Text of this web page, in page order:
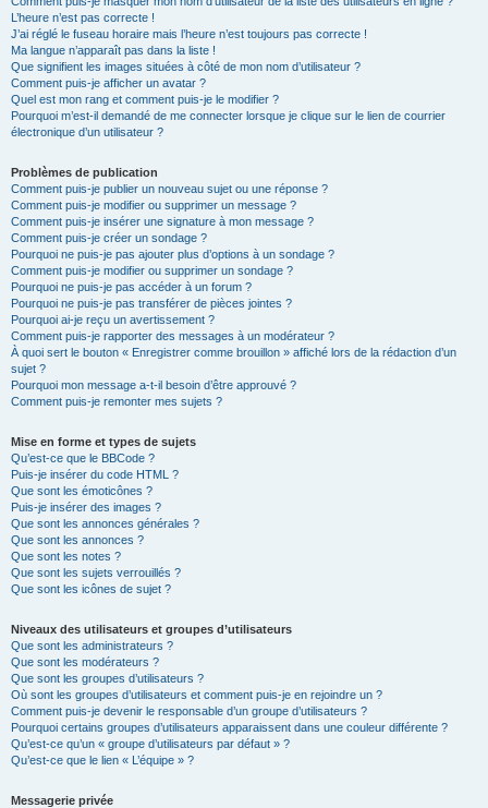
L’heure n’est pas correcte !
J’ai réglé le fuseau horaire mais l’heure n’est toujours pas correcte !
Ma langue n’apparaît pas dans la liste !
Que signifient les images situées à côté de mon nom d’utilisateur ?
Comment puis-je afficher un avatar ?
Quel est mon rang et comment puis-je le modifier ?
Pourquoi m’est-il demandé de me connecter lorsque je clique sur le lien de courrier
électronique d’un utilisateur ?
Problèmes de publication
Comment puis-je publier un nouveau sujet ou une réponse ?
Comment puis-je modifier ou supprimer un message ?
Comment puis-je insérer une signature à mon message ?
Comment puis-je créer un sondage ?
Pourquoi ne puis-je pas ajouter plus d’options à un sondage ?
Comment puis-je modifier ou supprimer un sondage ?
Pourquoi ne puis-je pas accéder à un forum ?
Pourquoi ne puis-je pas transférer de pièces jointes ?
Pourquoi ai-je reçu un avertissement ?
Comment puis-je rapporter des messages à un modérateur ?
À quoi sert le bouton « Enregistrer comme brouillon » affiché lors de la rédaction d’un
sujet ?
Pourquoi mon message a-t-il besoin d’être approuvé ?
Comment puis-je remonter mes sujets ?
Mise en forme et types de sujets
Qu’est-ce que le BBCode ?
Puis-je insérer du code HTML ?
Que sont les émoticônes ?
Puis-je insérer des images ?
Que sont les annonces générales ?
Que sont les annonces ?
Que sont les notes ?
Que sont les sujets verrouillés ?
Que sont les icônes de sujet ?
Niveaux des utilisateurs et groupes d’utilisateurs
Que sont les administrateurs ?
Que sont les modérateurs ?
Que sont les groupes d’utilisateurs ?
Où sont les groupes d’utilisateurs et comment puis-je en rejoindre un ?
Comment puis-je devenir le responsable d’un groupe d’utilisateurs ?
Pourquoi certains groupes d’utilisateurs apparaissent dans une couleur différente ?
Qu’est-ce qu’un « groupe d’utilisateurs par défaut » ?
Qu’est-ce que le lien « L’équipe » ?
Messagerie privée